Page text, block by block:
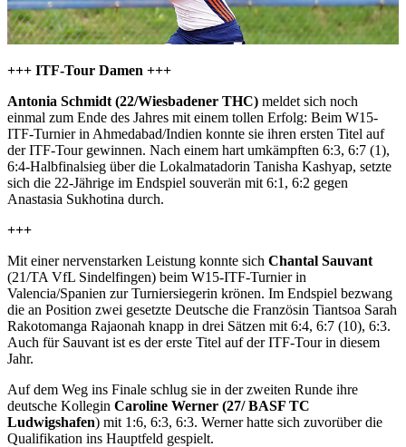
+++ ITF-Tour Damen +++
Antonia Schmidt (22/Wiesbadener THC) meldet sich noch
einmal zum Ende des Jahres mit einem tollen Erfolg: Beim W15-
ITF-Turnier in Ahmedabad/Indien konnte sie ihren ersten Titel auf
der ITF-Tour gewinnen. Nach einem hart umkämpften 6:3, 6:7 (1),
6:4-Halbfinalsieg über die Lokalmatadorin Tanisha Kashyap, setzte
sich die 22-Jährige im Endspiel souverän mit 6:1, 6:2 gegen
Anastasia Sukhotina durch.
+++
Mit einer nervenstarken Leistung konnte sich Chantal Sauvant
(21/TA VfL Sindelfingen) beim W15-ITF-Turnier in
Valencia/Spanien zur Turniersiegerin krönen. Im Endspiel bezwang
die an Position zwei gesetzte Deutsche die Französin Tiantsoa Sarah
Rakotomanga Rajaonah knapp in drei Sätzen mit 6:4, 6:7 (10), 6:3.
Auch für Sauvant ist es der erste Titel auf der ITF-Tour in diesem
Jahr.
Auf dem Weg ins Finale schlug sie in der zweiten Runde ihre
deutsche Kollegin Caroline Werner (27/ BASF TC
Ludwigshafen) mit 1:6, 6:3, 6:3. Werner hatte sich zuvorüber die
Qualifikation ins Hauptfeld gespielt.